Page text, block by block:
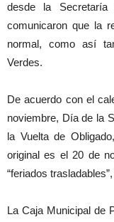
desde la Secretaría
comunicaron que la
normal, como así
Verdes.
De acuerdo con el
noviembre, Día de la
la Vuelta de
original es el 20 de
“feriados
La Caja Municipal de